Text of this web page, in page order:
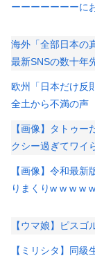
ーーーーーーーに
海外「全部日本の
最新SNSの数十年
欧州「日本だけ反
全土から不満の声
【画像】タトゥ
クシー過ぎてワイ
【画像】令和最
りまくりw w w w
【ウマ娘】ピスゴ
【ミリシタ】同